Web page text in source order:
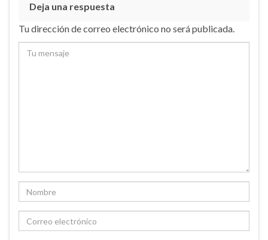
Deja una respuesta
Tu dirección de correo electrónico no será publicada.